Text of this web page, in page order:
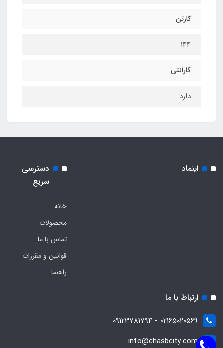
کارتن
144
گارانتی
دارد
اینماد
دسترسی
سریع
خانه
محصولات
تماس با ما
قوانین و مقررات
راهنما
ارتباط با ما
021۶۵۰۲۰۵۶۹ - 09123781794
info@chasbcity.com